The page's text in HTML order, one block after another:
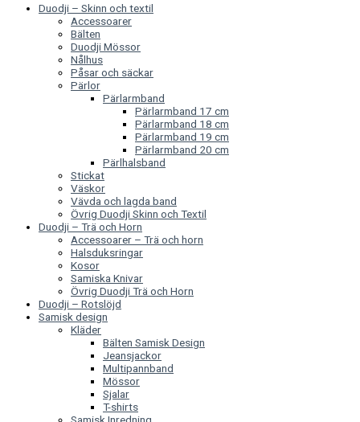
Duodji – Skinn och textil
Accessoarer
Bälten
Duodji Mössor
Nålhus
Påsar och säckar
Pärlor
Pärlarmband
Pärlarmband 17 cm
Pärlarmband 18 cm
Pärlarmband 19 cm
Pärlarmband 20 cm
Pärlhalsband
Stickat
Väskor
Vävda och lagda band
Övrig Duodji Skinn och Textil
Duodji – Trä och Horn
Accessoarer – Trä och horn
Halsduksringar
Kosor
Samiska Knivar
Övrig Duodji Trä och Horn
Duodji – Rotslöjd
Samisk design
Kläder
Bälten Samisk Design
Jeansjackor
Multipannband
Mössor
Sjalar
T-shirts
Samisk Inredning